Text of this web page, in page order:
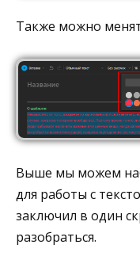
Также можно
Выше мы можем
для работы с
заключил в один
разобраться.